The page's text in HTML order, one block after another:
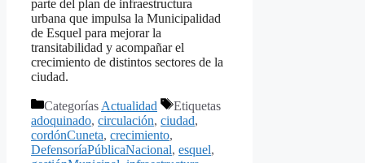
parte del plan de infraestructura
urbana que impulsa la Municipalidad
de Esquel para mejorar la
transitabilidad y acompañar el
crecimiento de distintos sectores de la
ciudad.
Categorías Actualidad
Etiquetas
adoquinado, circulación, ciudad,
cordónCuneta, crecimiento,
DefensoríaPúblicaNacional, esquel,